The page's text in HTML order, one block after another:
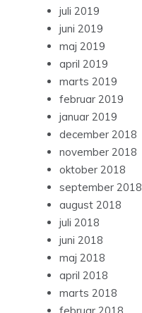
juli 2019
juni 2019
maj 2019
april 2019
marts 2019
februar 2019
januar 2019
december 2018
november 2018
oktober 2018
september 2018
august 2018
juli 2018
juni 2018
maj 2018
april 2018
marts 2018